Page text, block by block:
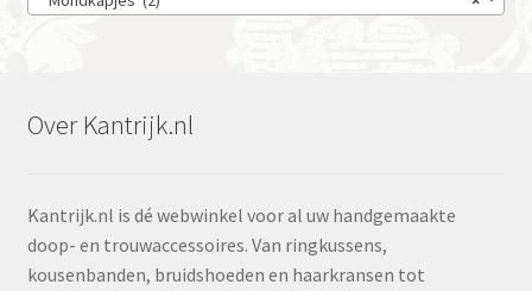
Over Kantrijk.nl
Kantrijk.nl is dé webwinkel voor al uw handgemaakte
doop- en trouwaccessoires. Van ringkussens,
kousenbanden, bruidshoeden en haarkransen tot